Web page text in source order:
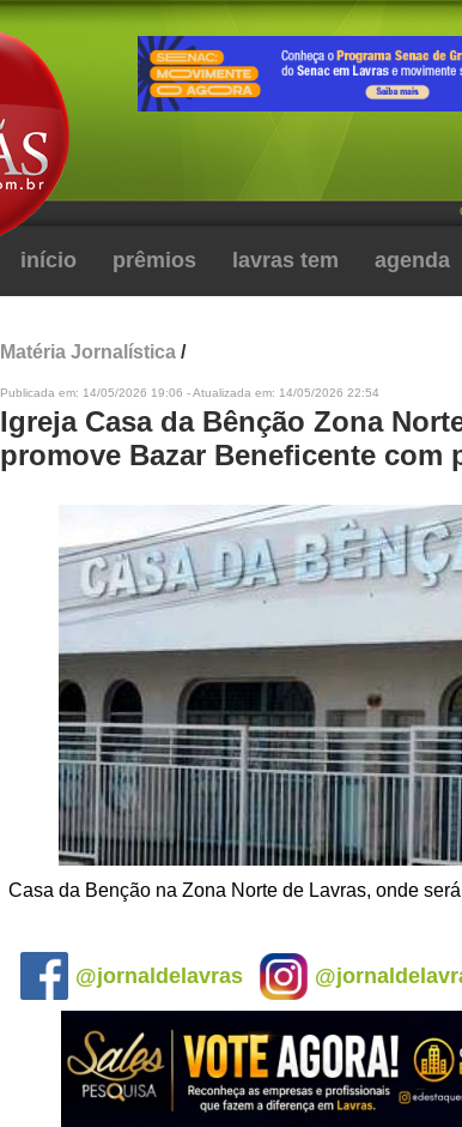
início prêmios lavras tem agenda
Matéria Jornalística /
Publicada em: 14/05/2026 19:06 - Atualizada em: 14/05/2026 22:54
Igreja Casa da Bênção Zona
promove Bazar Beneficente com
Casa da Benção na Zona Norte de Lavras, onde
@jornaldelavras